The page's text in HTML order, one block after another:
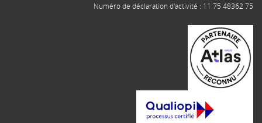
Numéro de déclaration d'activité : 11 75 48362 75